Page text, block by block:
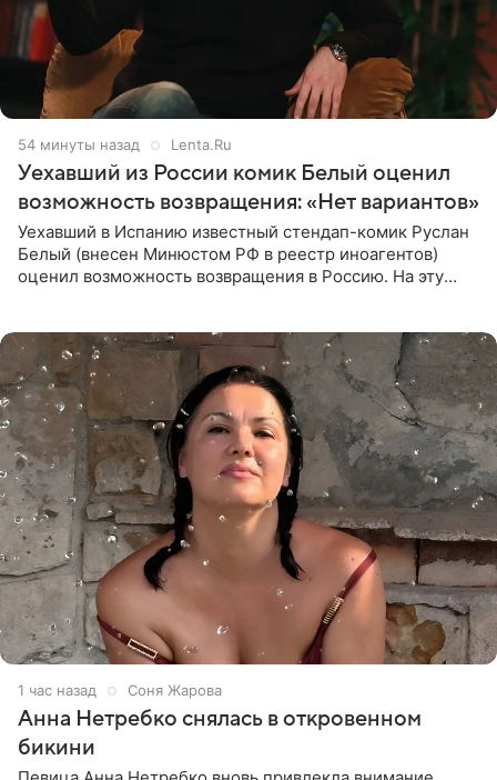
54 минуты назад Lenta.Ru
Уехавший из России комик Белый оценил
возможность возвращения: «Нет вариантов»
Уехавший в Испанию известный стендап-комик Руслан
Белый (внесен Минюстом РФ в реестр иноагентов)
оценил возможность возвращения в Россию. На эту
1 час назад Соня Жарова
Анна Нетребко снялась в откровенном
бикини